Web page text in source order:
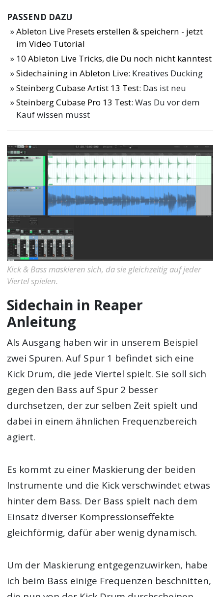
PASSEND DAZU
Ableton Live Presets erstellen & speichern - jetzt
im Video Tutorial
10 Ableton Live Tricks, die Du noch nicht kanntest
Sidechaining in Ableton Live: Kreatives Ducking
Steinberg Cubase Artist 13 Test: Das ist neu
Steinberg Cubase Pro 13 Test: Was Du vor dem
Kauf wissen musst
Kick & Bass maskieren sich, da sie gleichzeitig auf jeder
Viertel spielen.
Sidechain in Reaper
Anleitung
Als Ausgang haben wir in unserem Beispiel
zwei Spuren. Auf Spur 1 befindet sich eine
Kick Drum, die jede Viertel spielt. Sie soll sich
gegen den Bass auf Spur 2 besser
durchsetzen, der zur selben Zeit spielt und
dabei in einem ähnlichen Frequenzbereich
agiert.
Es kommt zu einer Maskierung der beiden
Instrumente und die Kick verschwindet etwas
hinter dem Bass. Der Bass spielt nach dem
Einsatz diverser Kompressionseffekte
gleichförmig, dafür aber wenig dynamisch.
Um der Maskierung entgegenzuwirken, habe
ich beim Bass einige Frequenzen beschnitten,